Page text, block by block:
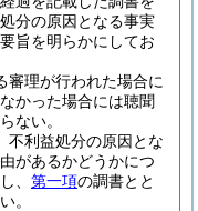
分の原因となる事実
旨を明らかにしてお
審理が行われた場合に
かった場合には聴聞
ない。
不利益処分の原因とな
があるかどうかにつ
、 第一項の調書とと
。